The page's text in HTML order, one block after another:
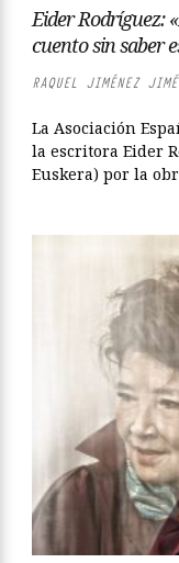
Eider Rodríguez:
cuento sin saber
RAQUEL JIMÉNEZ
La Asociación
la escritora Eider
Euskera) por la